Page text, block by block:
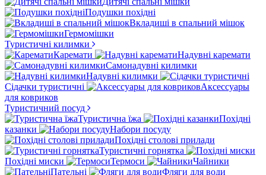
Подушки похідні
Вкладиші в спальний мішок
Гермомішки
Туристичні килимки
Каремати
Надувні каремати
Самонадувні килимки
Надувні килимки
Сідачки туристичні
Аксессуары
для ковриков
Туристичний посуд
Туристична їжа
Похідні
казанки
Набори посуду
Похідні столові прилади
Туристичні горнятка
Похідні миски
Термоси
Чайники
Пательні
Фляги для води